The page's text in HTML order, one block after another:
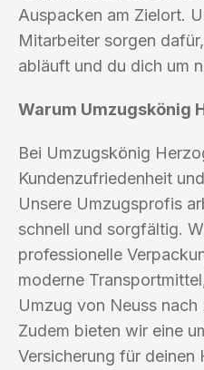
Auspacken am Zielort.
Mitarbeiter sorgen
abläuft und du dich um
Warum Umzugskönig
Bei Umzugskönig
Kundenzufriedenheit
Unsere Umzugsprofis
schnell und sorgfältig.
professionelle
moderne
Umzug von Neuss
Zudem bieten wir eine
Versicherung für deinen